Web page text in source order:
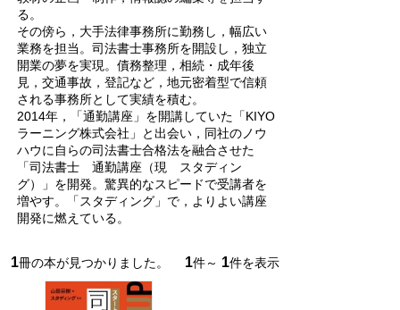
る。
その傍ら，大手法律事務所に勤務し，幅広い
業務を担当。司法書士事務所を開設し，独立
開業の夢を実現。債務整理，相続・成年後
見，交通事故，登記など，地元密着型で信頼
される事務所として実績を積む。
2014年，「通勤講座」を開講していた「KIYO
ラーニング株式会社」と出会い，同社のノウ
ハウに自らの司法書士合格法を融合させた
「司法書士 通勤講座（現 スタディン
グ）」を開発。驚異的なスピードで受講者を
増やす。「スタディング」で，よりよい講座
開発に燃えている。
1冊の本が見つかりました。 1件～ 1件を表示